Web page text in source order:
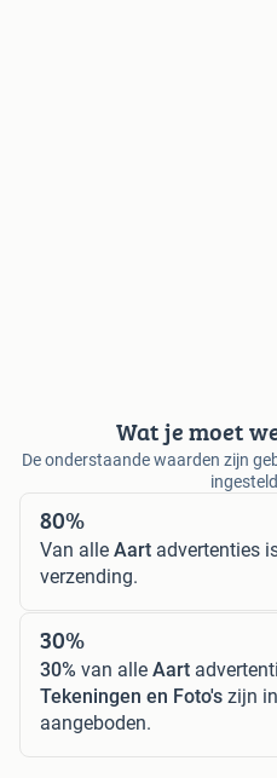
Wat je moet
De onderstaande waarden zijn
80%
Van alle Aart advertenties
verzending.
30%
30% van alle Aart
Tekeningen en Foto's zijn
aangeboden.